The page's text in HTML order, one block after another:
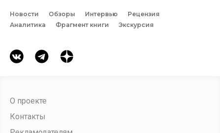
Новости Обзоры Интервью
Рецензия
Аналитика
Фрагмент книги Экскурсия
О проекте
Контакты